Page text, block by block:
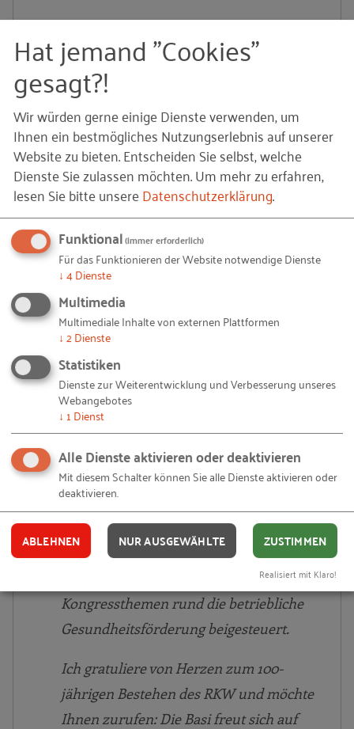
im Vorstand der Basi mitwirken, sich
aktiv einbringen und damit einen festen
Platz in der Arbeitsschutzgemeinschaft
innehaben. Sie helfen uns dabei, zu
vermitteln, dass sich nachhaltiger
Arbeitsschutz im Interesse der
Unternehmen und im Hinblick auf ihre
Produktivität auszahlt.
Gemeinsam treiben wir wichtige
Themen rund um Sicherheit und
Gesundheit bei der Arbeit voran. Wir
Besonders intensiv erlebt die Basi diese
Zusammenarbeit bei der Vorbereitung
des Internationalen A+A Kongresses alle
zwei Jahre. Er ist die zentrale deutsche
Gemeinschaftsveranstaltung für
Sicherheit und Gesundheit mit
europäischer und internationaler
Ausstrahlung. Das RKW hat im Laufe
der Jahre schon viele spannende
Kongressthemen rund die betriebliche
Gesundheitsförderung beigesteuert.
Ich gratuliere von Herzen zum 100-
jährigen Bestehen des RKW und möchte
Ihnen zurufen: Die Basi freut sich auf
Hat jemand "Cookies"
gesagt?!
Wir würden gerne einige Dienste verwenden, um
Ihnen ein bestmögliches Nutzungserlebnis auf unserer
Website zu bieten. Entscheiden Sie selbst, welche
Dienste Sie zulassen möchten.Um mehr zu erfahren,
lesen Sie bitte unsereDatenschutzerklärung.
Funktional(immer erforderlich)
Für das Funktionieren der Website notwendige Dienste
↓ 4Dienste
Multimedia
Multimediale Inhalte von externen Plattformen
↓ 2Dienste
Statistiken
Dienste zur Weiterentwicklung und Verbesserung unseres
Webangebotes
↓ 1 Dienst
Alle Dienste aktivieren oder deaktivieren
Mit diesem Schalter können Sie alle Dienste aktivieren oder
deaktivieren.
ABLEHNEN NUR AUSGEWÄHLTE ZUSTIMMEN
Realisiert mit Klaro!